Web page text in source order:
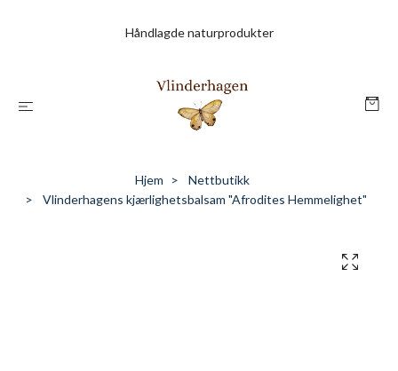
Håndlagde naturprodukter
Hjem
Nettbutikk
Vlinderhagens kjærlighetsbalsam "Afrodites Hemmelighet"